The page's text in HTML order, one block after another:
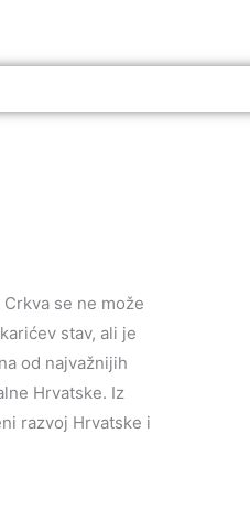
se ne može
stav, ali je
od najvažnijih
Hrvatske. Iz
razvoj Hrvatske i